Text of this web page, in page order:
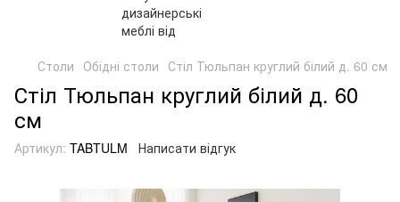
Столи Обідні столи Стіл Тюльпан круглий білий д. 60 см
Стіл Тюльпан круглий білий д. 60
см
Артикул: TABTULM Написати відгук